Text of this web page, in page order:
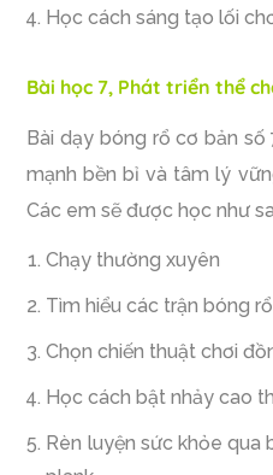
Học cách sáng tạo lối
Bài học 7, Phát triển thể
Bài dạy bóng rổ cơ bản
mạnh bền bỉ và tâm lý
Các em sẽ được học như
Chạy thường xuyên
Tìm hiểu các trận bóng
Chọn chiến thuật chơi
Học cách bật nhảy cao
Rèn luyện sức khỏe qua